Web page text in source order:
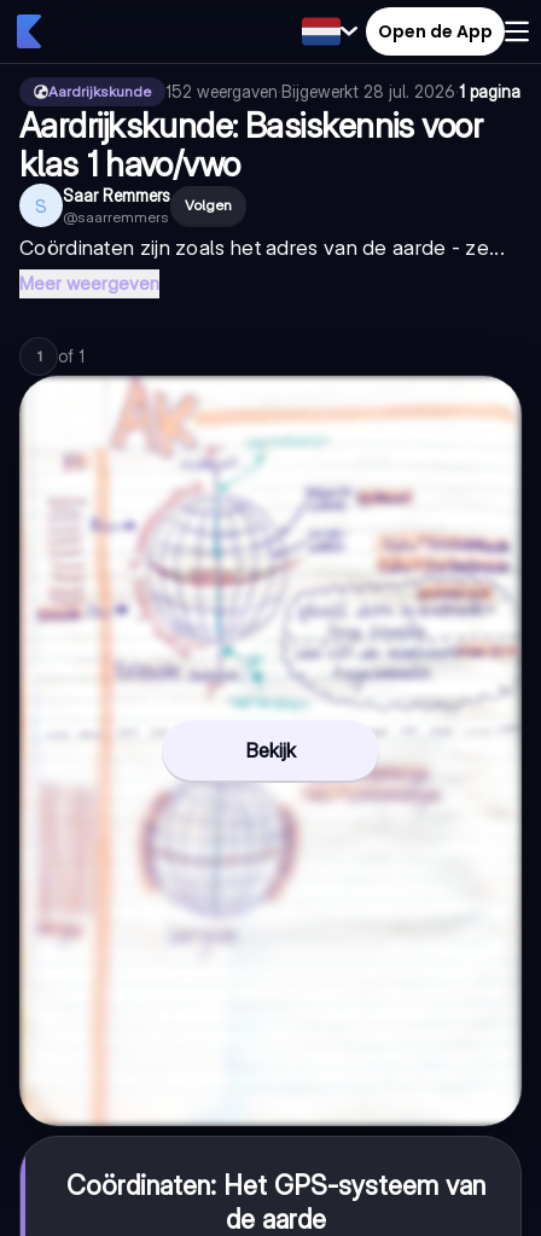
Open de App
Aardrijkskunde 152 weergaven·Bijgewerkt 28 jul. 2026·1 pagina
Aardrijkskunde: Basiskennis voor
klas 1 havo/vwo
S Saar Remmers
@saarremmers
Volgen
Coördinaten zijn zoals het adres van de aarde - ze...
Meer weergeven
1 of 1
Bekijk
Coördinaten: Het GPS-systeem van
de aarde